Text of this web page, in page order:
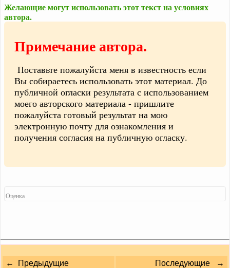
Желающие могут использовать этот текст на условиях
автора.
Примечание автора.
Поставьте пожалуйста меня в известность если
Вы собираетесь использовать этот материал. До
публичной огласки результата с использованием
моего авторского материала - пришлите
пожалуйста готовый результат на мою
электронную почту для ознакомления и
получения согласия на публичную огласку.
Оценка
← Предыдущие Последующие →